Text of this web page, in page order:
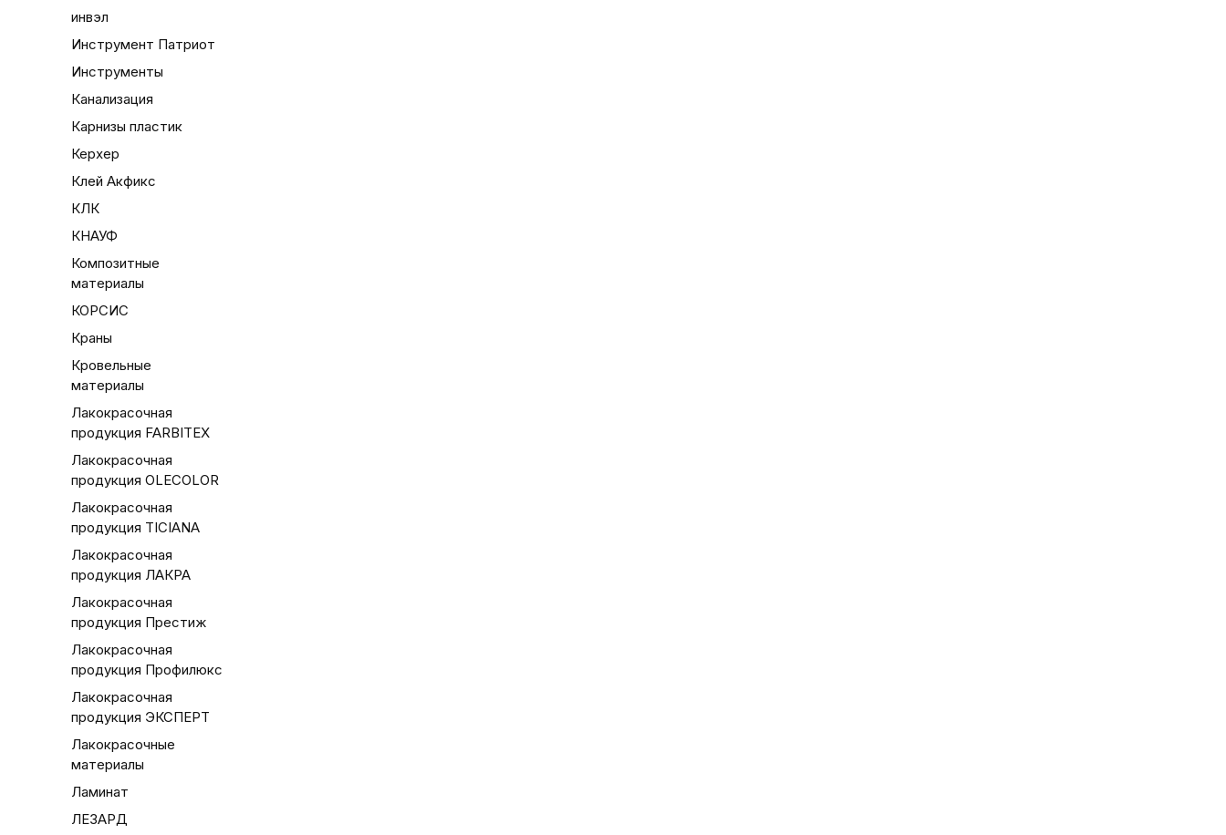
инвэл
Инструмент Патриот
Инструменты
Канализация
Карнизы пластик
Керхер
Клей Акфикс
КЛК
КНАУФ
Композитные
материалы
КОРСИС
Краны
Кровельные
материалы
Лакокрасочная
продукция FARBITEX
Лакокрасочная
продукция OLECOLOR
Лакокрасочная
продукция TICIANA
Лакокрасочная
продукция ЛАКРА
Лакокрасочная
продукция Престиж
Лакокрасочная
продукция Профилюкс
Лакокрасочная
продукция ЭКСПЕРТ
Лакокрасочные
материалы
Ламинат
ЛЕЗАРД